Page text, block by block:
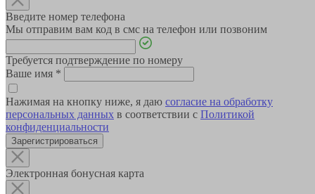
Введите номер телефона
Мы отправим вам код в смс на телефон или позвоним
Требуется подтверждение по номеру
Ваше имя *
Нажимая на кнопку ниже, я даю согласие на обработку
персональных данных в соответствии с Политикой
конфиденциальности
Зарегистрироваться
Электронная бонусная карта